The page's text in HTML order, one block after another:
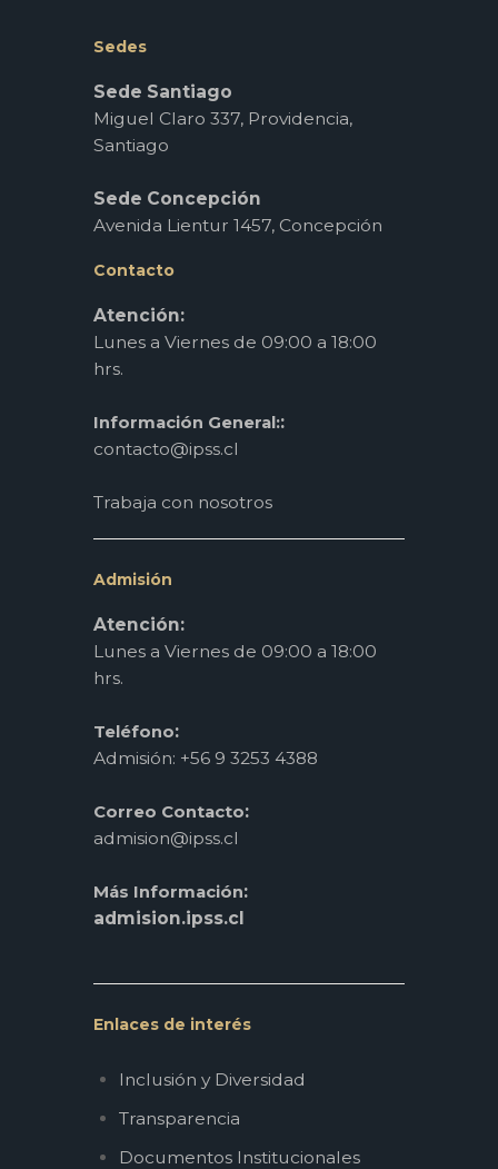
Sedes
Sede Santiago
Miguel Claro 337, Providencia,
Santiago
Sede Concepción
Avenida Lientur 1457, Concepción
Contacto
Atención:
Lunes a Viernes de 09:00 a 18:00
hrs.
Información General::
contacto@ipss.cl
Trabaja con nosotros
Admisión
Atención:
Lunes a Viernes de 09:00 a 18:00
hrs.
Teléfono:
Admisión: +56 9 3253 4388
Correo Contacto:
admision@ipss.cl
Más Información:
admision.ipss.cl
Enlaces de interés
Inclusión y Diversidad
Transparencia
Documentos Institucionales